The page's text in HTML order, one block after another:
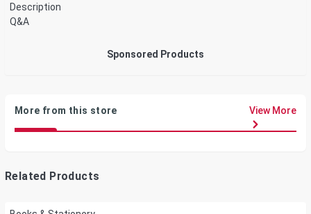
Description
Q&A
Sponsored Products
More from this store View More
Related Products